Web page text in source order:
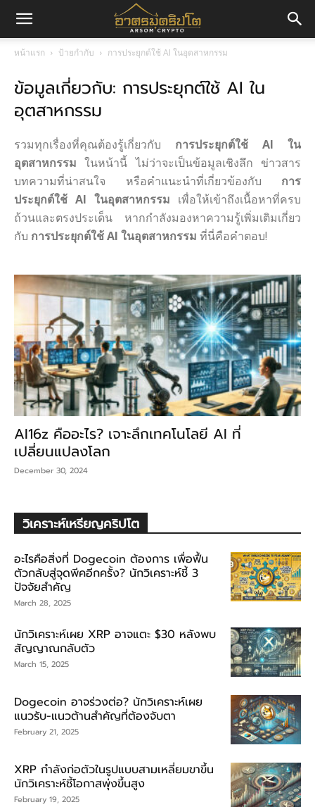
มค
หน้าแรก ป้ายกำกับ การประยุกต์ใช้ AI ในอุตสาหกรรม
ข้อมูลเกี่ยวกับ: การประยุกต์ใช้ AI ใน
อุตสาหกรรม
รวมทุกเรื่องที่คุณต้องรู้เกี่ยวกับ การประยุกต์ใช้ AI ใน
อุตสาหกรรม ในหน้านี้ ไม่ว่าจะเป็นข้อมูลเชิงลึก ข่าวสาร
บทความที่น่าสนใจ หรือคำแนะนำที่เกี่ยวข้องกับ การ
ประยุกต์ใช้ AI ในอุตสาหกรรม เพื่อให้เข้าถึงเนื้อหาที่ครบ
ถ้วนและตรงประเด็น หากกำลังมองหาความรู้เพิ่มเติมเกี่ยว
กับ การประยุกต์ใช้ AI ในอุตสาหกรรม ที่นี่คือคำตอบ!
AI16z คืออะไร? เจาะลึกเทคโนโลยี AI ที่
เปลี่ยนแปลงโลก
December 30, 2024
วิเคราะห์เหรียญคริปโต
อะไรคือสิ่งที่ Dogecoin ต้องการ เพื่อฟื้น
ตัวกลับสู่จุดพีคอีกครั้ง? นักวิเคราะห์ชี้ 3
ปัจจัยสำคัญ
March 28, 2025
นักวิเคราะห์เผย XRP อาจแตะ $30 หลังพบ
สัญญาณกลับตัว
March 15, 2025
Dogecoin อาจร่วงต่อ? นักวิเคราะห์เผย
แนวรับ-แนวต้านสำคัญที่ต้องจับตา
February 21, 2025
XRP กำลังก่อตัวในรูปแบบสามเหลี่ยมขาขึ้น
นักวิเคราะห์ชี้โอกาสพุ่งขึ้นสูง
February 19, 2025